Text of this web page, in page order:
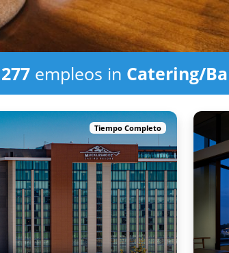
277empleos in Catering/
Tiempo Completo